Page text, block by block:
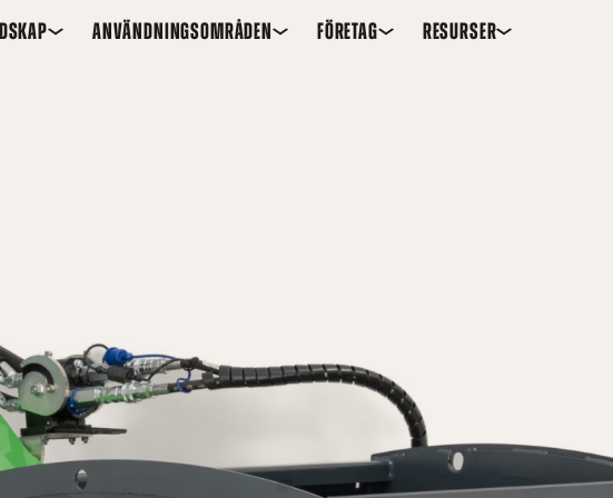
ANVÄNDNINGSOMRÅDEN FÖRETAG RESURSER